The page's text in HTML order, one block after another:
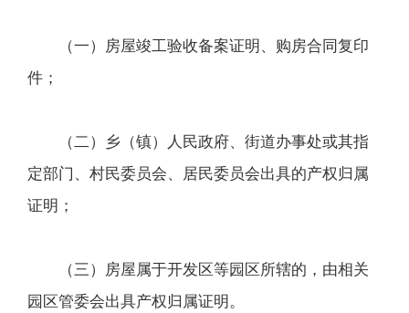
（一）房屋竣工验收备案证明、购房合同复印
件；
（二）乡（镇）人民政府、街道办事处或其指
定部门、村民委员会、居民委员会出具的产权归属
证明；
（三）房屋属于开发区等园区所辖的，由相关
园区管委会出具产权归属证明。